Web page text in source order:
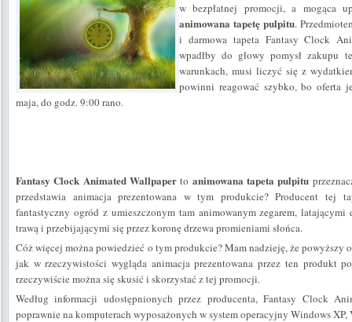
w bezpłatnej promocji, a mogąca
animowana tapetę pulpitu.
i darmowa tapeta Fantasy Clock
wpadłby do głowy pomysł zakupu
warunkach, musi liczyć się z
powinni reagować szybko, bo oferta
maja, do godz. 9:00 rano.
Fantasy Clock Animated Wallpaper to animowana tapeta pulpitu
przedstawia animacja prezentowana w tym produkcie? Producent tej
fantastyczny ogród z umieszczonym tam animowanym zegarem, latającymi
trawą i przebijającymi się przez koronę drzewa promieniami słońca.
Cóż więcej można powiedzieć o tym produkcie? Mam nadzieję, że powyższy
jak w rzeczywistości wygląda animacja prezentowana przez ten produkt
rzeczywiście można się skusić i skorzystać z tej promocji.
Według informacji udostępnionych przez producenta, Fantasy Clock
poprawnie na komputerach wyposażonych w system operacyjny Windows